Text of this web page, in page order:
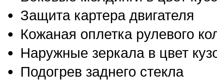
Защита картера двигателя
Кожаная оплетка рулевого
Наружные зеркала в цвет
Подогрев заднего стекла